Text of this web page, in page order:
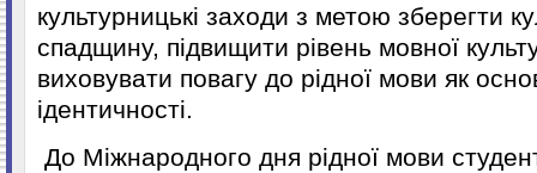
культурницькі заходи з метою зберегти
спадщину, підвищити рівень мовної
виховувати повагу до рідної мови як
ідентичності.
До Міжнародного дня рідної мови